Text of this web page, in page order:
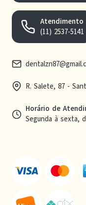
Atendimento
(11) 2537-5141
R. Salete, 87 -
Horário de
Segunda à sexta,